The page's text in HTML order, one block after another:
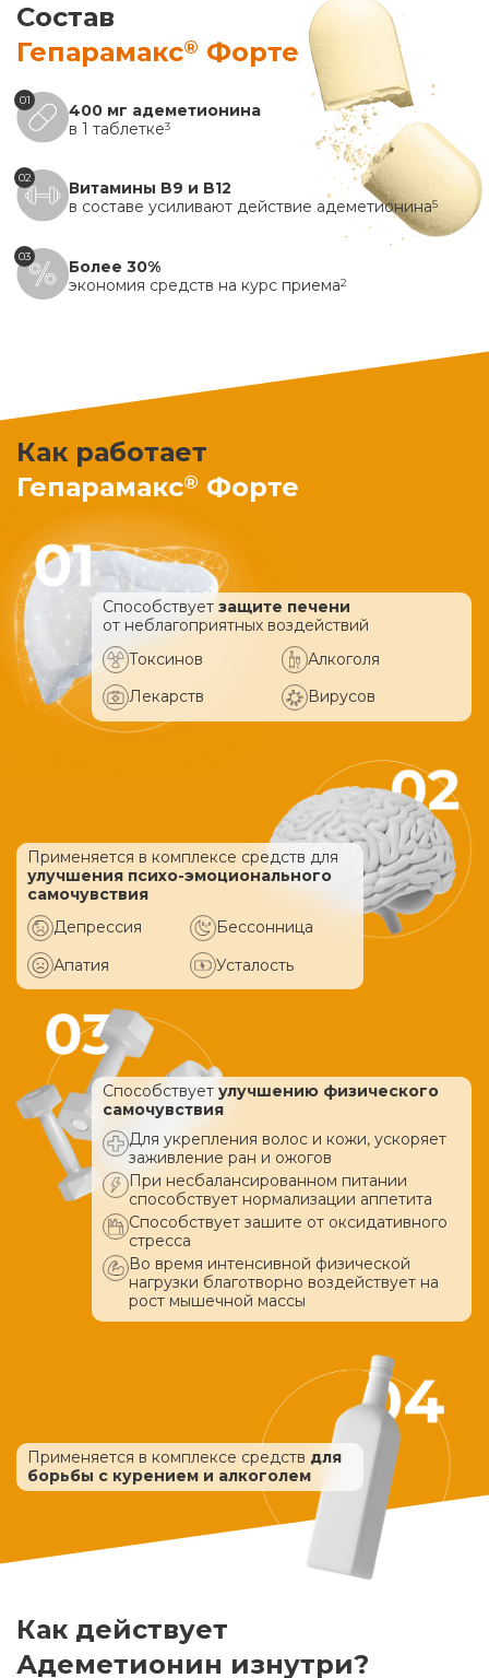
Состав
Гепарамакс® Форте
01
400 мг адеметионина
в 1 таблетке3
02
Витамины B9 и B12
в составе усиливают действие адеметионина5
03
Более 30%
экономия средств на курс приема2
Как работает
Гепарамакс® Форте
Способствует защите печени
от неблагоприятных воздействий
Токсинов
Алкоголя
Лекарств
Вирусов
Применяется в комплексе средств для
улучшения психо-эмоционального
самочувствия
Депрессия
Бессонница
Апатия
Усталость
Способствует улучшению физического
самочувствия
Для укрепления волос и кожи, ускоряет
заживление ран и ожогов
При несбалансированном питании
способствует нормализации аппетита
Способствует зашите от оксидативного
стресса
Во время интенсивной физической
нагрузки благотворно воздействует на
рост мышечной массы
Применяется в комплексе средств для
борьбы с курением и алкоголем
Как действует
Адеметионин изнутри?